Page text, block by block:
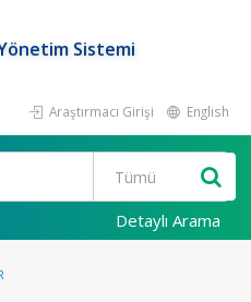
Sistemi
Araştırmacı Girişi English
Detaylı Arama